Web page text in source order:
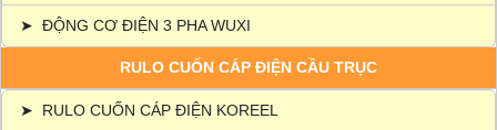
➤ ĐỘNG CƠ ĐIỆN 3 PHA WUXI
RULO CUỐN CÁP ĐIỆN CẦU TRỤC
➤ RULO CUỐN CÁP ĐIỆN KOREEL